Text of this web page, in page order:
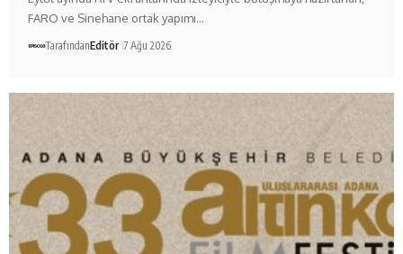
FARO ve Sinehane ortak yapımı…
TarafındanEditör 7 Ağu 2026